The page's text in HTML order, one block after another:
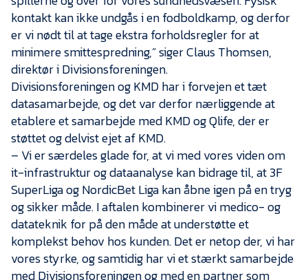
kontakt kan ikke undgås i en fodboldkamp, og derfor
er vi nødt til at tage ekstra forholdsregler for at
minimere smittespredning,” siger Claus Thomsen,
direktør i Divisionsforeningen.
Divisionsforeningen og KMD har i forvejen et tæt
datasamarbejde, og det var derfor nærliggende at
etablere et samarbejde med KMD og Qlife, der er
støttet og delvist ejet af KMD.
– Vi er særdeles glade for, at vi med vores viden om
it-infrastruktur og dataanalyse kan bidrage til, at 3F
SuperLiga og NordicBet Liga kan åbne igen på en tryg
og sikker måde. I aftalen kombinerer vi medico- og
datateknik for på den måde at understøtte et
komplekst behov hos kunden. Det er netop der, vi har
vores styrke, og samtidig har vi et stærkt samarbejde
med Divisionsforeningen og med en partner som